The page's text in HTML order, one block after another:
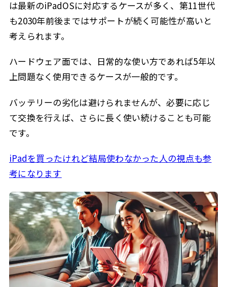
は最新のiPadOSに対応するケースが多く、第11世代
も2030年前後まではサポートが続く可能性が高いと
考えられます。
ハードウェア面では、日常的な使い方であれば5年以
上問題なく使用できるケースが一般的です。
バッテリーの劣化は避けられませんが、必要に応じ
て交換を行えば、さらに長く使い続けることも可能
です。
iPadを買ったけれど結局使わなかった人の視点も参
考になります